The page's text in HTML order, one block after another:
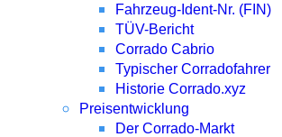
Fahrzeug-Ident-Nr. (FIN)
TÜV-Bericht
Corrado Cabrio
Typischer Corradofahrer
Historie Corrado.xyz
Preisentwicklung
Der Corrado-Markt